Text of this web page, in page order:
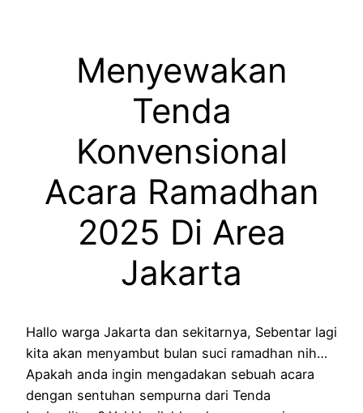
Menyewakan
Tenda
Konvensional
Acara Ramadhan
2025 Di Area
Jakarta
Hallo warga Jakarta dan sekitarnya, Sebentar lagi
kita akan menyambut bulan suci ramadhan nih…
Apakah anda ingin mengadakan sebuah acara
dengan sentuhan sempurna dari Tenda